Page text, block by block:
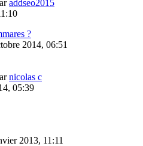
addseo2015
?
2014, 06:51
nicolas c
05:39
2013, 11:11